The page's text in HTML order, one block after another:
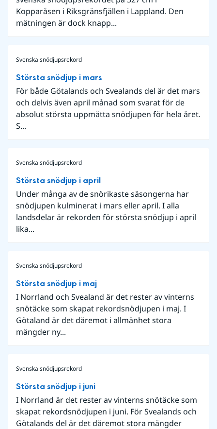
Kopparåsen i Riksgränsfjällen i Lappland. Den
mätningen är dock knapp...
Svenska snödjupsrekord
Största snödjup i mars
För både Götalands och Svealands del är det mars
och delvis även april månad som svarat för de
absolut största uppmätta snödjupen för hela året.
S...
Svenska snödjupsrekord
Största snödjup i april
Under många av de snörikaste säsongerna har
snödjupen kulminerat i mars eller april. I alla
landsdelar är rekorden för största snödjup i april
lika...
Svenska snödjupsrekord
Största snödjup i maj
I Norrland och Svealand är det rester av vinterns
snötäcke som skapat rekordsnödjupen i maj. I
Götaland är det däremot i allmänhet stora
mängder ny...
Svenska snödjupsrekord
Största snödjup i juni
I Norrland är det rester av vinterns snötäcke som
skapat rekordsnödjupen i juni. För Svealands och
Götalands del är det däremot stora mängder